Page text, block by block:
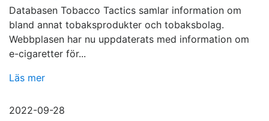
Databasen Tobacco Tactics samlar information om
bland annat tobaksprodukter och tobaksbolag.
Webbplasen har nu uppdaterats med information om
e-cigaretter för...
Läs mer
2022-09-28